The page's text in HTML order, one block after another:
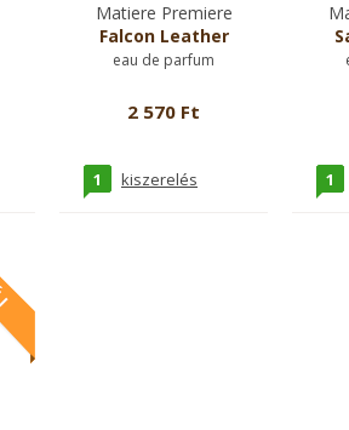
Matiere Premiere
Falcon Leather
eau de parfum
2 570 Ft
1 kiszerelés 1